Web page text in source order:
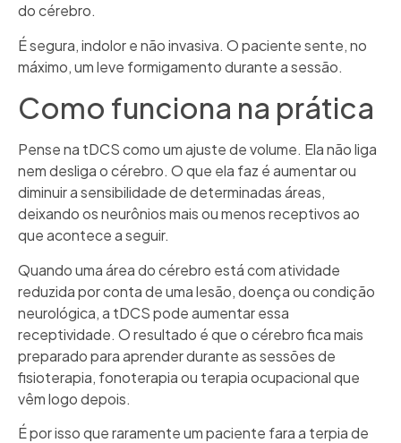
do cérebro.
É segura, indolor e não invasiva. O paciente sente, no
máximo, um leve formigamento durante a sessão.
Como funciona na prática
Pense na tDCS como um ajuste de volume. Ela não liga
nem desliga o cérebro. O que ela faz é aumentar ou
diminuir a sensibilidade de determinadas áreas,
deixando os neurônios mais ou menos receptivos ao
que acontece a seguir.
Quando uma área do cérebro está com atividade
reduzida por conta de uma lesão, doença ou condição
neurológica, a tDCS pode aumentar essa
receptividade. O resultado é que o cérebro fica mais
preparado para aprender durante as sessões de
fisioterapia, fonoterapia ou terapia ocupacional que
vêm logo depois.
É por isso que raramente um paciente fara a terpia de